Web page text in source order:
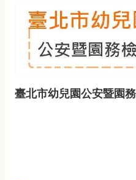
臺北市幼兒園公安暨園